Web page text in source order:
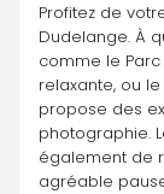
Profitez de
Dudelange. À
comme le
relaxante, ou le
propose des
photographie.
également de
agréable